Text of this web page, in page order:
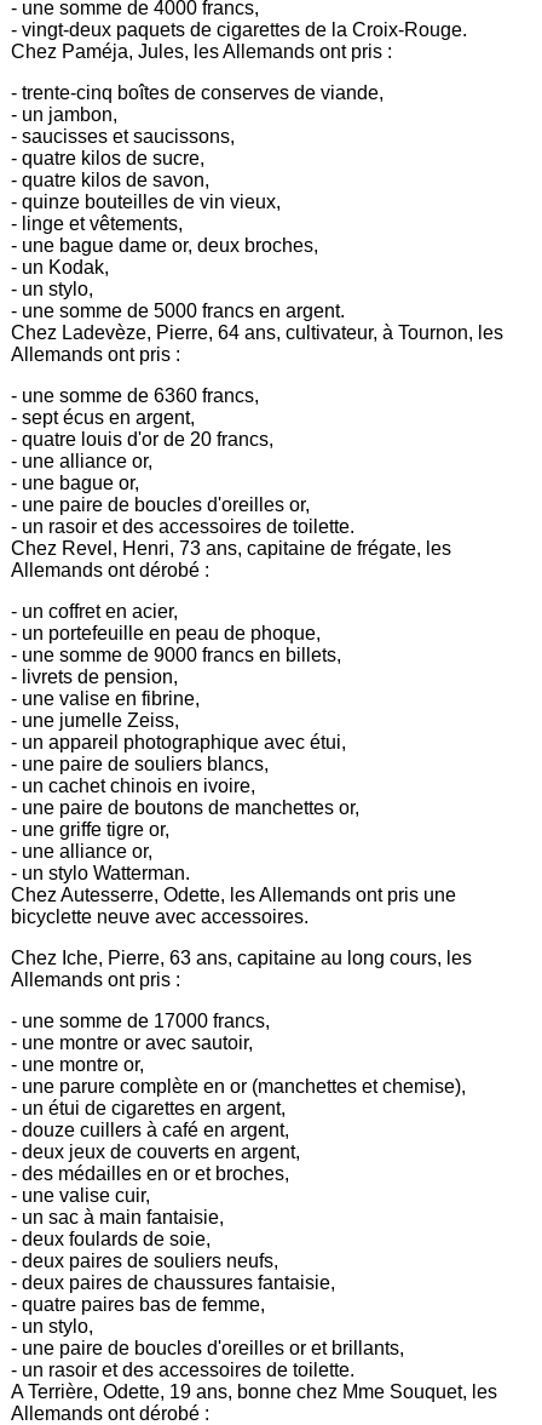
- une somme de 4000 francs,
- vingt-deux paquets de cigarettes de la Croix-Rouge.
Chez Paméja, Jules, les Allemands ont pris :
- trente-cinq boîtes de conserves de viande,
- un jambon,
- saucisses et saucissons,
- quatre kilos de sucre,
- quatre kilos de savon,
- quinze bouteilles de vin vieux,
- linge et vêtements,
- une bague dame or, deux broches,
- un Kodak,
- un stylo,
- une somme de 5000 francs en argent.
Chez Ladevèze, Pierre, 64 ans, cultivateur, à Tournon, les
Allemands ont pris :
- une somme de 6360 francs,
- sept écus en argent,
- quatre louis d'or de 20 francs,
- une alliance or,
- une bague or,
- une paire de boucles d'oreilles or,
- un rasoir et des accessoires de toilette.
Chez Revel, Henri, 73 ans, capitaine de frégate, les
Allemands ont dérobé :
- un coffret en acier,
- un portefeuille en peau de phoque,
- une somme de 9000 francs en billets,
- livrets de pension,
- une valise en fibrine,
- une jumelle Zeiss,
- un appareil photographique avec étui,
- une paire de souliers blancs,
- un cachet chinois en ivoire,
- une paire de boutons de manchettes or,
- une griffe tigre or,
- une alliance or,
- un stylo Watterman.
Chez Autesserre, Odette, les Allemands ont pris une
bicyclette neuve avec accessoires.
Chez Iche, Pierre, 63 ans, capitaine au long cours, les
Allemands ont pris :
- une somme de 17000 francs,
- une montre or avec sautoir,
- une montre or,
- une parure complète en or (manchettes et chemise),
- un étui de cigarettes en argent,
- douze cuillers à café en argent,
- deux jeux de couverts en argent,
- des médailles en or et broches,
- une valise cuir,
- un sac à main fantaisie,
- deux foulards de soie,
- deux paires de souliers neufs,
- deux paires de chaussures fantaisie,
- quatre paires bas de femme,
- un stylo,
- une paire de boucles d'oreilles or et brillants,
- un rasoir et des accessoires de toilette.
A Terrière, Odette, 19 ans, bonne chez Mme Souquet, les
Allemands ont dérobé :